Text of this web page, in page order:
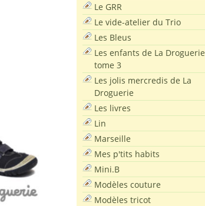
Le GRR
Le vide-atelier du Trio
Les Bleus
Les enfants de La Droguerie
tome 3
Les jolis mercredis de La
Droguerie
Les livres
Lin
Marseille
Mes p'tits habits
Mini.B
Modèles couture
Modèles tricot